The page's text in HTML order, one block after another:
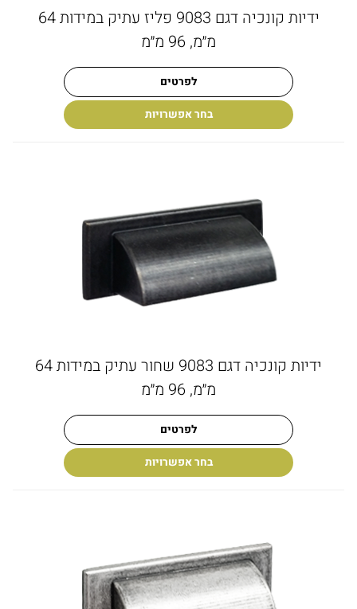
ידיות קונכיה דגם 9083 פליז עתיק במידות 64
מ״מ, 96 מ״מ
לפרטים
בחר אפשרויות
ידיות קונכיה דגם 9083 שחור עתיק במידות 64
מ״מ, 96 מ״מ
לפרטים
בחר אפשרויות